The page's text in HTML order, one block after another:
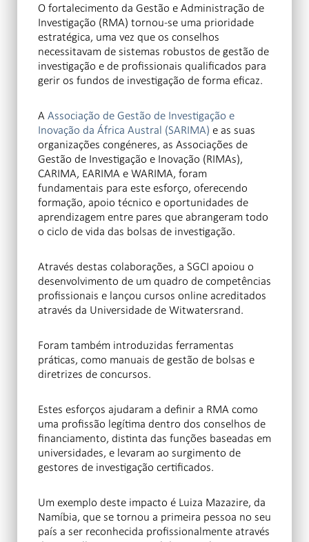
O fortalecimento da Gestão e Administração de
Investigação (RMA) tornou-se uma prioridade
estratégica, uma vez que os conselhos
necessitavam de sistemas robustos de gestão de
investigação e de profissionais qualificados para
gerir os fundos de investigação de forma eficaz.
AAssociação de Gestão de Investigação e
Inovação da África Austral (SARIMA) e as suas
organizações congéneres, as Associações de
Gestão de Investigação e Inovação (RIMAs),
CARIMA, EARIMA e WARIMA, foram
fundamentais para este esforço, oferecendo
formação, apoio técnico e oportunidades de
aprendizagem entre pares que abrangeram todo
o ciclo de vida das bolsas de investigação.
Através destas colaborações, a SGCI apoiou o
desenvolvimento de um quadro de competências
profissionais e lançou cursos online acreditados
através da Universidade de Witwatersrand.
Foram também introduzidas ferramentas
práticas, como manuais de gestão de bolsas e
diretrizes de concursos.
Estes esforços ajudaram a definir a RMA como
uma profissão legítima dentro dos conselhos de
financiamento, distinta das funções baseadas em
universidades, e levaram ao surgimento de
gestores de investigação certificados.
Um exemplo deste impacto é Luiza Mazazire, da
Namíbia, que se tornou a primeira pessoa no seu
país a ser reconhecida profissionalmente através